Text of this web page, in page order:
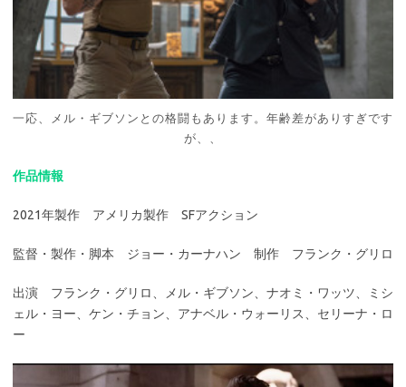
一応、メル・ギブソンとの格闘もあります。年齢差がありすぎです
が、、
作品情報
2021年製作 アメリカ製作 SFアクション
監督・製作・脚本 ジョー・カーナハン 制作 フランク・グリロ
出演 フランク・グリロ、メル・ギブソン、ナオミ・ワッツ、ミシ
ェル・ヨー、ケン・チョン、アナベル・ウォーリス、セリーナ・ロ
ー